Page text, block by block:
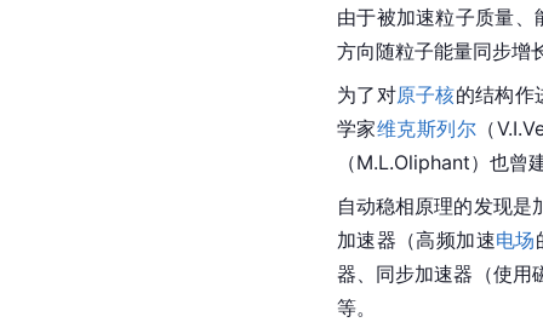
由于被加速粒子质量
方向随粒子能量同步增
为了对原子核的结构作
学家维克斯列尔 （
（M.L.Oliphant）也曾
自动稳相原理的发现是
加速器（高频加速电场
器 、同步加速器（使用
等。